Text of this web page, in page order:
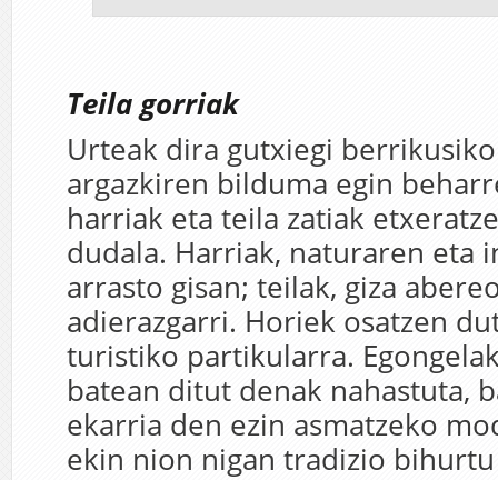
Teila gorriak
Urteak dira gutxiegi
argazkiren bilduma egin
harriak eta teila zatiak
dudala. Harriak, naturaren eta
arrasto gisan; teilak, giza
adierazgarri. Horiek osatzen
turistiko partikularra.
batean ditut denak nahastuta,
ekarria den ezin asmatzeko
ekin nion nigan tradizio